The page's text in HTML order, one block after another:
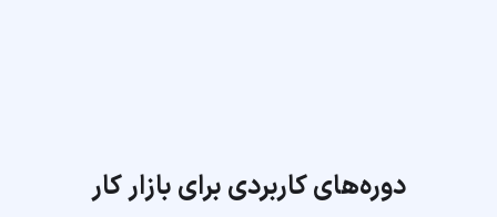
دوره‌های کاربردی برای بازار کار